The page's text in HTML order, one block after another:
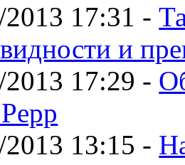
17:31 -
и
17:29 -
13:15 -